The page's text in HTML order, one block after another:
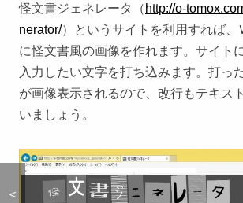
＜
怪文書ジェネレータ（ http://o-
nerator/）というサイトを利用すれば、
に怪文書風の画像を作れます。サイト
入力したい文字を打ち込みます。打っ
が画像表示されるので、改行もテキス
いましょう。
＜